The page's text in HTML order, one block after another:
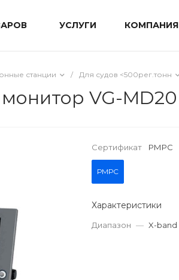
УСЛУГИ КОМПАНИЯ
станции / Для судов <500рег.тонн
монитор VG-MD20
Сертификат РМРС
РМРС
Характеристики
Диапазон — X-band